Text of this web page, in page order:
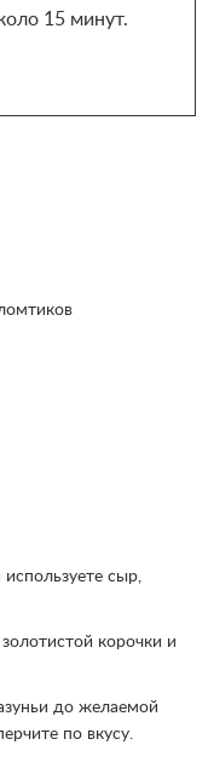
15 минут.
сыр,
корочки и
до желаемой
по вкусу.